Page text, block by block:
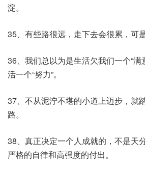
淀。
35、有些路很远，走下去会很累，可
36、我们总以为是生活欠我们一个“满
活一个“努力”。
37、不从泥泞不堪的小道上迈步，就
路。
38、真正决定一个人成就的，不是天
严格的自律和高强度的付出。